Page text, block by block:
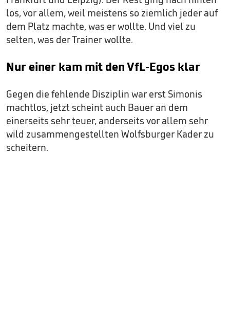
los, vor allem, weil meistens so ziemlich jeder auf
dem Platz machte, was er wollte. Und viel zu
selten, was der Trainer wollte.
Nur einer kam mit den VfL-Egos klar
Gegen die fehlende Disziplin war erst Simonis
machtlos, jetzt scheint auch Bauer an dem
einerseits sehr teuer, anderseits vor allem sehr
wild zusammengestellten Wolfsburger Kader zu
scheitern.